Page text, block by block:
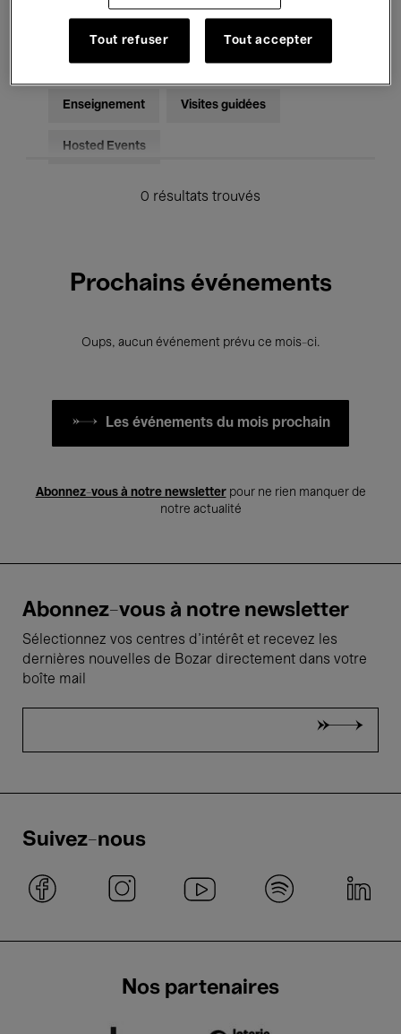
Pour tous Kids’ Palace
Enseignement Visites guidées
Hosted Events
0 résultats trouvés
Prochains événements
Oups, aucun événement prévu ce mois-ci.
Les événements du mois prochain
Abonnez-vous à notre newsletterpour ne rien manquer de
notre actualité
Abonnez-vous à notre newsletter
Sélectionnez vos centres d'intérêt et recevez les
dernières nouvelles de Bozar directement dans votre
boîte mail
Suivez-nous
Nos partenaires
Tout refuser Tout accepter